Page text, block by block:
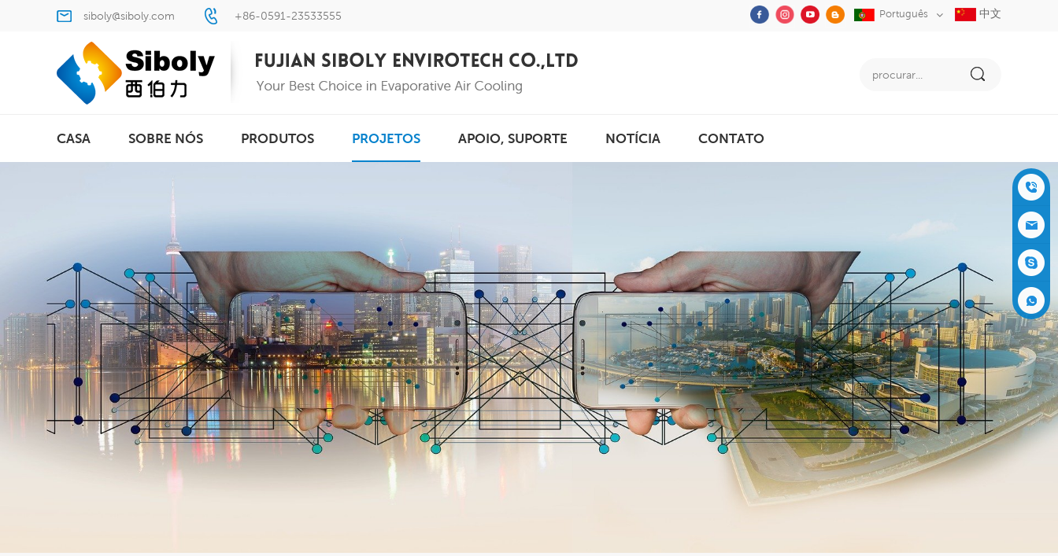
siboly@siboly.com +86-0591-23533555 Português 中文
CASA SOBRE NÓS PRODUTOS PROJETOS APOIO, SUPORTE NOTÍCIA CONTATO
+86-05
91-2353
3555
siboly@s
iboly.co
m
evaporat
ive-cool
er
+861537
5951777